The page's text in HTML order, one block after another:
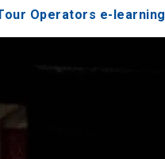
Operators e-learning